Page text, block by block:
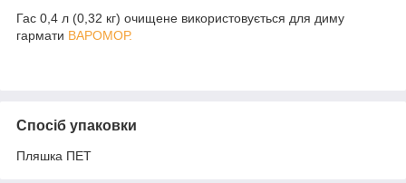
Гас 0,4 л (0,32 кг) очищене використовується для диму
гармати ВАРОМОР.
Спосіб упаковки
Пляшка ПЕТ